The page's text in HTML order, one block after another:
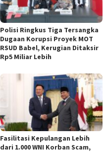
Polisi Ringkus Tiga Tersangka
Dugaan Korupsi Proyek MOT
RSUD Babel, Kerugian Ditaksir
Rp5 Miliar Lebih
Fasilitasi Kepulangan Lebih
dari 1.000 WNI Korban Scam,